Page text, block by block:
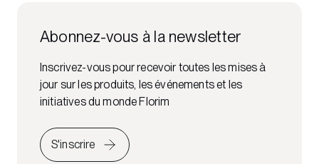
Abonnez-vous à la newsletter
Inscrivez-vous pour recevoir toutes les mises à
jour sur les produits, les événements et les
initiatives du monde Florim
S'inscrire